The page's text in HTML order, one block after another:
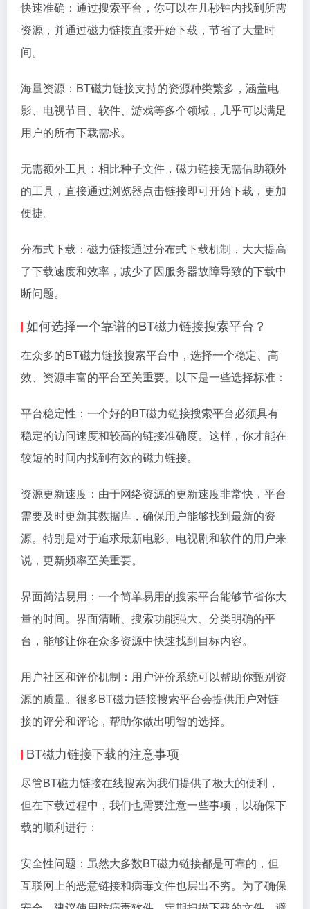
快速准确：通过搜索平台，你可以在几秒钟内找到所需
资源，并通过磁力链接直接开始下载，节省了大量时
间。
海量资源：BT磁力链接支持的资源种类繁多，涵盖电
影、电视节目、软件、游戏等多个领域，几乎可以满足
用户的所有下载需求。
无需额外工具：相比种子文件，磁力链接无需借助额外
的工具，直接通过浏览器点击链接即可开始下载，更加
便捷。
分布式下载：磁力链接通过分布式下载机制，大大提高
了下载速度和效率，减少了因服务器故障导致的下载中
断问题。
如何选择一个靠谱的BT磁力链接搜索平台？
在众多的BT磁力链接搜索平台中，选择一个稳定、高
效、资源丰富的平台至关重要。以下是一些选择标准：
平台稳定性：一个好的BT磁力链接搜索平台必须具有
稳定的访问速度和较高的链接准确度。这样，你才能在
较短的时间内找到有效的磁力链接。
资源更新速度：由于网络资源的更新速度非常快，平台
需要及时更新其数据库，确保用户能够找到最新的资
源。特别是对于追求最新电影、电视剧和软件的用户来
说，更新频率至关重要。
界面简洁易用：一个简单易用的搜索平台能够节省你大
量的时间。界面清晰、搜索功能强大、分类明确的平
台，能够让你在众多资源中快速找到目标内容。
用户社区和评价机制：用户评价系统可以帮助你甄别资
源的质量。很多BT磁力链接搜索平台会提供用户对链
接的评分和评论，帮助你做出明智的选择。
BT磁力链接下载的注意事项
尽管BT磁力链接在线搜索为我们提供了极大的便利，
但在下载过程中，我们也需要注意一些事项，以确保下
载的顺利进行：
安全性问题：虽然大多数BT磁力链接都是可靠的，但
互联网上的恶意链接和病毒文件也层出不穷。为了确保